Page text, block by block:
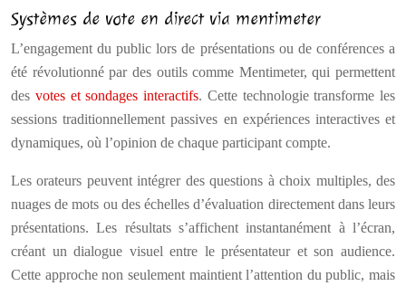
Systèmes de vote en direct via mentimeter
L’engagement du public lors de présentations ou de conférences a
été révolutionné par des outils comme Mentimeter, qui permettent
des votes et sondages interactifs. Cette technologie transforme les
sessions traditionnellement passives en expériences interactives et
dynamiques, où l’opinion de chaque participant compte.
Les orateurs peuvent intégrer des questions à choix multiples, des
nuages de mots ou des échelles d’évaluation directement dans leurs
présentations. Les résultats s’affichent instantanément à l’écran,
créant un dialogue visuel entre le présentateur et son audience.
Cette approche non seulement maintient l’attention du public, mais